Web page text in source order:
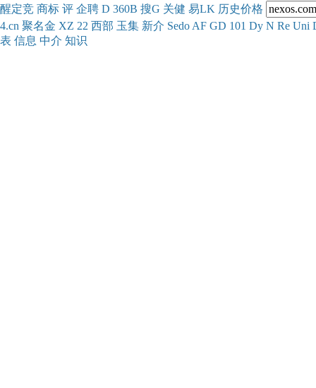
醒定竞 商标 评 企聘 D 360B 搜G 关健 易LK 历史价格
4.cn 聚名金 XZ 22 西部 玉集 新介 Sedo AF GD 101 Dy N Re Uni
表 信息 中介 知识